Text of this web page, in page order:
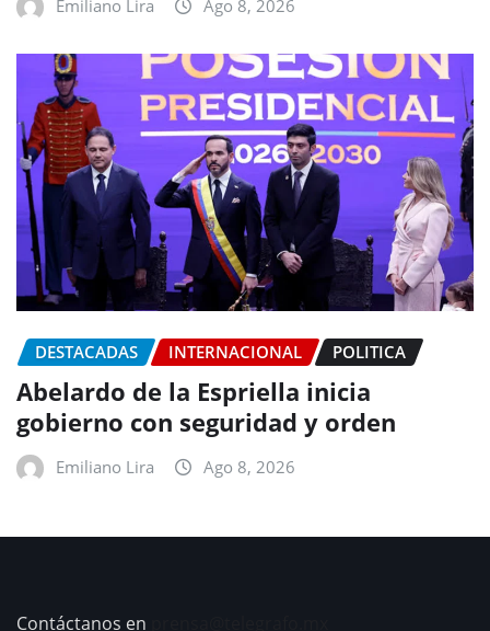
Emiliano Lira Ago 8, 2026
DESTACADAS INTERNACIONAL POLITICA
Abelardo de la Espriella inicia
gobierno con seguridad y orden
Emiliano Lira Ago 8, 2026
Contáctanos en